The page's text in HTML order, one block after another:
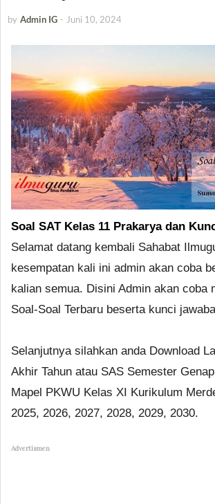
by Admin IG - Juni 10, 2024
Soal SAT Kelas 11 Prakarya dan
Selamat datang kembali Sahabat
kesempatan kali ini admin akan coba
kalian semua. Disini Admin akan coba
Soal-Soal Terbaru beserta kunci
Selanjutnya silahkan anda Download
Akhir Tahun atau SAS Semester
Mapel PKWU Kelas XI Kurikulum
2025, 2026, 2027, 2028, 2029, 2030.
Advertismen